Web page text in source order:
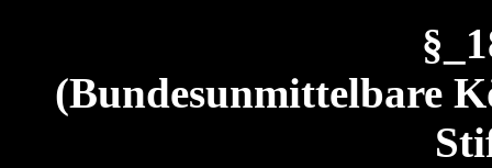
(Bundesunmittelbare